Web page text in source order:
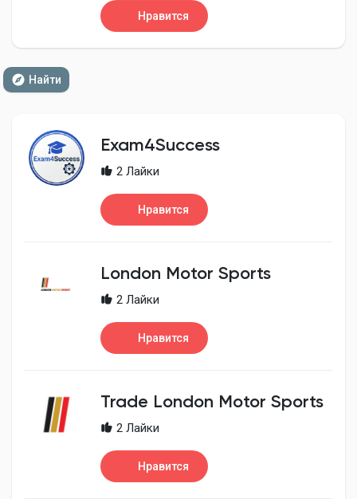
Нравится
Найти
Exam4Success
2 Лайки
Нравится
London Motor Sports
2 Лайки
Нравится
Trade London Motor Sports
2 Лайки
Нравится